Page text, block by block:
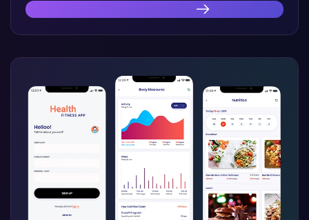
Scopri la Nostra Innovazione